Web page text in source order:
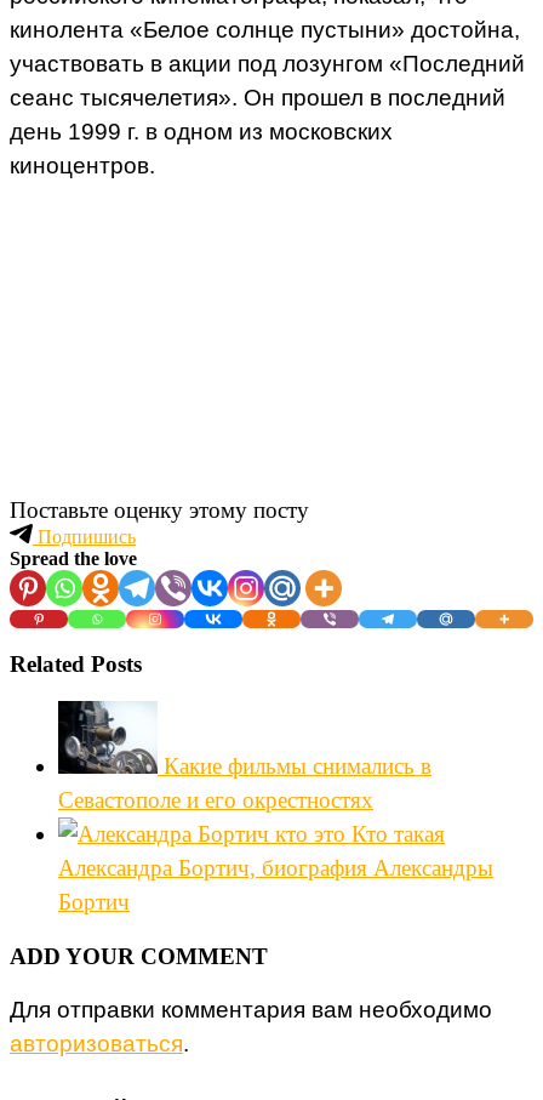
кинолента «Белое солнце пустыни» достойна,
участвовать в акции под лозунгом «Последний
сеанс тысячелетия». Он прошел в последний
день 1999 г. в одном из московских
киноцентров.
Поставьте оценку этому посту
Подпишись
Spread the love
Related Posts
Какие фильмы снимались в
Севастополе и его окрестностях
Кто такая
Александра Бортич, биография Александры
Бортич
ADD YOUR COMMENT
Для отправки комментария вам необходимо
авторизоваться.